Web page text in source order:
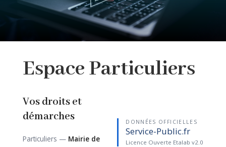
EspaceParticuliers
Vos droits et
démarches
Particuliers — Mairie de
DONNÉES OFFICIELLES
Service-Public.fr
Licence Ouverte Etalab v2.0